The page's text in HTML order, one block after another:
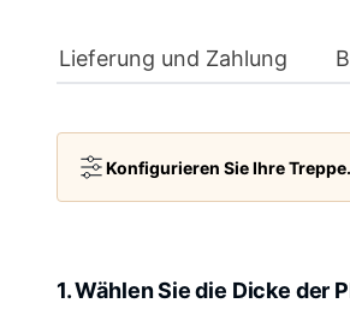
Lieferung und Zahlung
Konfigurieren Sie Ihre Treppe.
1. Wählen Sie die Dicke der